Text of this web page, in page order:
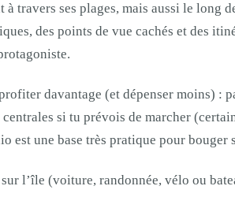
à travers ses plages, mais aussi le long
des points de vue cachés et des
davantage (et dépenser moins) :
si tu prévois de marcher
est une base très pratique pour bouger
l’île (voiture, randonnée, vélo ou